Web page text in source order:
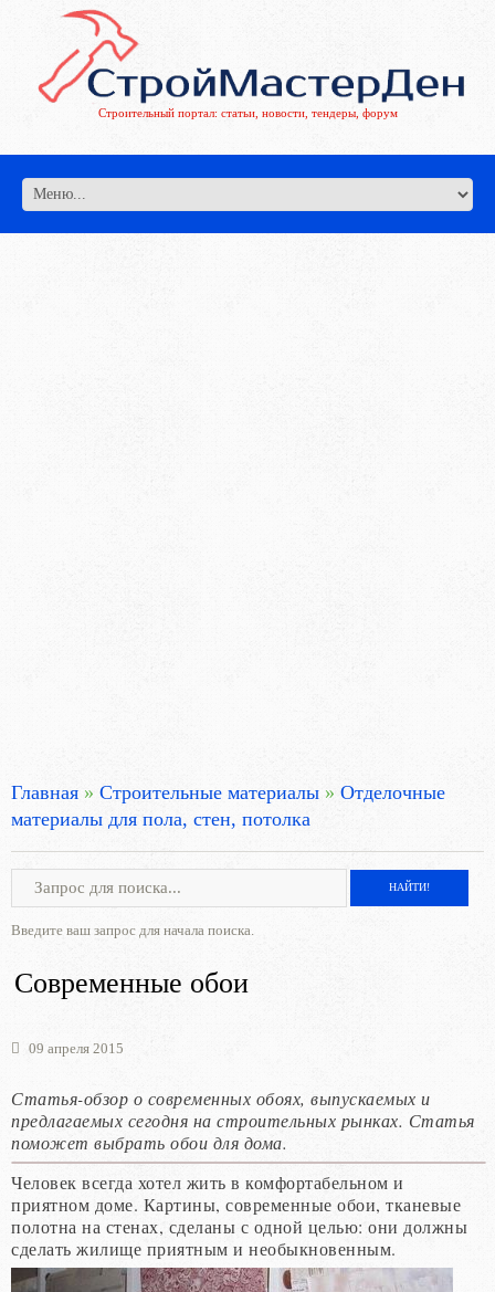
Строительный портал: статьи, новости, тендеры, форум
Главная » Строительные материалы » Отделочные
материалы для пола, стен, потолка
Введите ваш запрос для начала поиска.
Современные обои
09 апреля 2015
Статья-обзор о современных обоях, выпускаемых и
предлагаемых сегодня на строительных рынках. Статья
поможет выбрать обои для дома.
Человек всегда хотел жить в комфортабельном и
приятном доме. Картины, современные обои, тканевые
полотна на стенах, сделаны с одной целью: они должны
сделать жилище приятным и необыкновенным.